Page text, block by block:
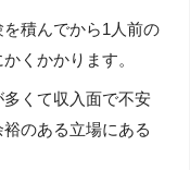
積んでから1人前の
くかかります。
くて収入面で不安
のある立場にある